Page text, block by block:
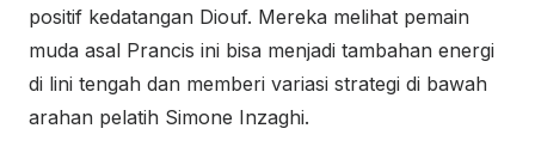
positif kedatangan Diouf. Mereka melihat pemain
muda asal Prancis ini bisa menjadi tambahan energi
di lini tengah dan memberi variasi strategi di bawah
arahan pelatih Simone Inzaghi.